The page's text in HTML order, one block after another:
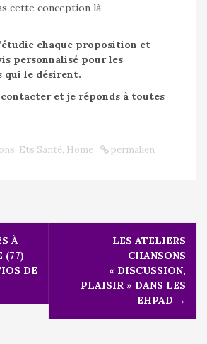
cette conception là.
chaque proposition et
personnalisé pour les
qui le désirent.
contacter et je réponds à toutes
, Ets Santé, Home permalien
À
(77)
DE
LES ATELIERS
CHANSONS
« DISCUSSION,
PLAISIR » DANS LES
EHPAD →